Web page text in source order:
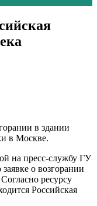
в здании
в Москве.
на пресс-службу ГУ
о возгорании
ресурсу
Российская